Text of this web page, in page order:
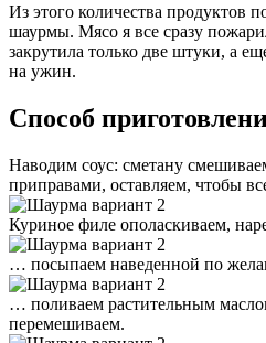
Из этого количества продуктов
шаурмы. Мясо я все сразу
закрутила только две штуки, а
на ужин.
Способ
Наводим соус: сметану
приправами, оставляем, чтобы
Куриное филе ополаскиваем,
… посыпаем наведенной по
… поливаем растительным
перемешиваем.